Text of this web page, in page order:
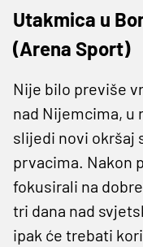
Utakmica u
(Arena Sport)
Nije bilo previše
nad Nijemcima, u
slijedi novi okršaj
prvacima. Nakon
fokusirali na
tri dana nad
ipak će trebati